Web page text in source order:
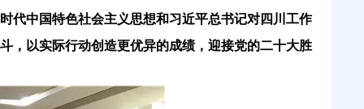
代中国特色社会主义思想和习近平总书记对四川工作
，以实际行动创造更优异的成绩，迎接党的二十大胜